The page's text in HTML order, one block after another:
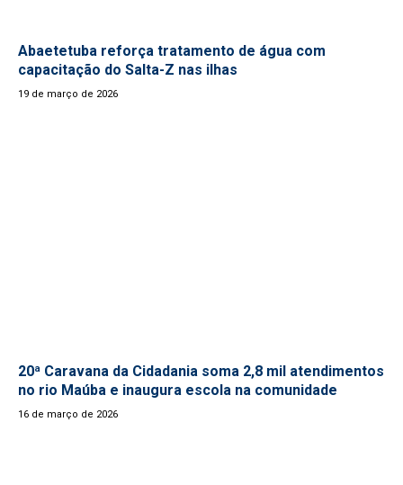
Abaetetuba reforça tratamento de água com
capacitação do Salta-Z nas ilhas
19 de março de 2026
20ª Caravana da Cidadania soma 2,8 mil atendimentos
no rio Maúba e inaugura escola na comunidade
16 de março de 2026